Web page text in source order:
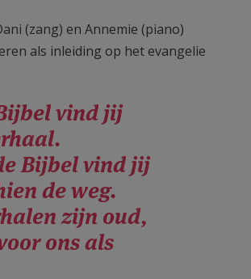
(zang) en Annemie (piano)
als inleiding op het evangelie
vind jij
Bijbel vind jij
de weg.
zijn oud,
ons als